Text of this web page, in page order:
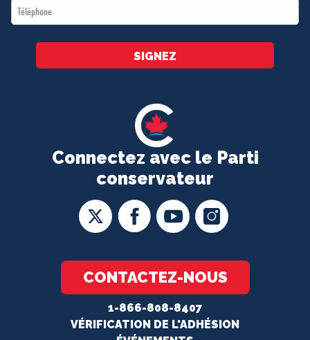
Connectez avec le Parti
conservateur
CONTACTEZ-NOUS
1-866-808-8407
VÉRIFICATION DE L'ADHÉSION
Téléphone
*
SIGNEZ